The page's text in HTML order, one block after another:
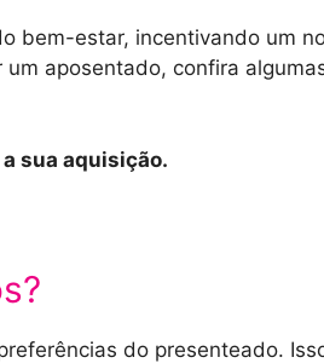
bem-estar, incentivando um
aposentado, confira
sua aquisição.
do presenteado.